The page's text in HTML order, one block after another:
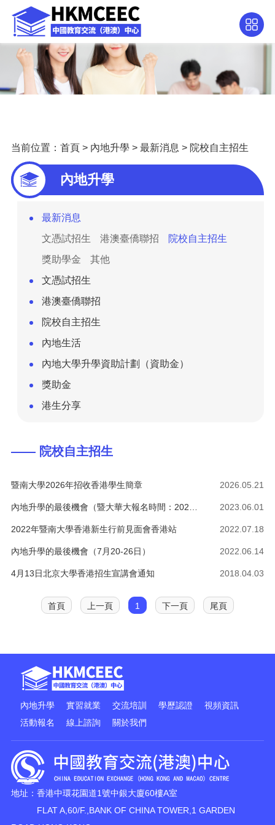
当前位置： 首頁> 內地升學 > 最新消息 > 院校自主招生
內地升學
最新消息
文憑試招生
港澳臺僑聯招
院校自主招生
獎助學金
其他
文憑試招生
港澳臺僑聯招
院校自主招生
內地生活
內地大學升學資助計劃（資助金）
獎助金
港生分享
—— 院校自主招生
暨南大學2026年招收香港學生簡章 2026.05.21
內地升學的最後機會（暨大華大報名時間：2023年7月19-25日） 2023.06.01
2022年暨南大學香港新生行前見面會香港站 2022.07.18
內地升學的最後機會（7月20-26日） 2022.06.14
4月13日北京大學香港招生宣講會通知 2018.04.03
首頁 上一頁 1 下一頁 尾頁
內地升學 實習就業 交流培訓 學歷認證
視頻資訊
活動報名
線上諮詢 關於我們
地址：香港中環花園道1號中銀大廈60樓A室
FLAT A,60/F.,BANK OF CHINA TOWER,1 GARDEN